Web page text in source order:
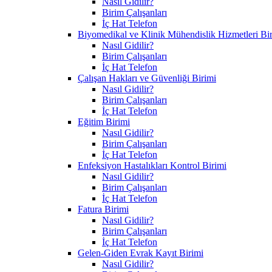
Birim Çalışanları
İç Hat Telefon
Biyomedikal ve Klinik Mühendislik Hizmetleri
Nasıl Gidilir?
Birim Çalışanları
İç Hat Telefon
Çalışan Hakları ve Güvenliği Birimi
Nasıl Gidilir?
Birim Çalışanları
İç Hat Telefon
Eğitim Birimi
Nasıl Gidilir?
Birim Çalışanları
İç Hat Telefon
Enfeksiyon Hastalıkları Kontrol Birimi
Nasıl Gidilir?
Birim Çalışanları
İç Hat Telefon
Fatura Birimi
Nasıl Gidilir?
Birim Çalışanları
İç Hat Telefon
Gelen-Giden Evrak Kayıt Birimi
Nasıl Gidilir?